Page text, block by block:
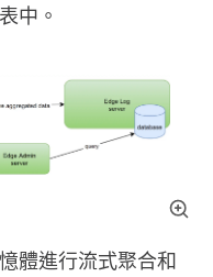
中。
體進行流式聚合和